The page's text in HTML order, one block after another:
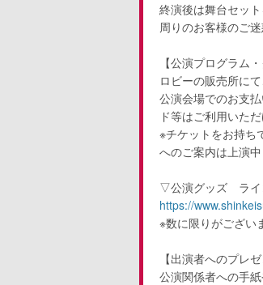
終演後は舞台セッ
周りのお客様のご
【公演プログラム
ロビーの販売所に
公演会場でのお支
ド等はご利用いただ
※チケットをお持ち
へのご案内は上演中
▽公演グッズ ライ
https://
※数に限りがござい
【出演者へのプレ
公演関係者への手